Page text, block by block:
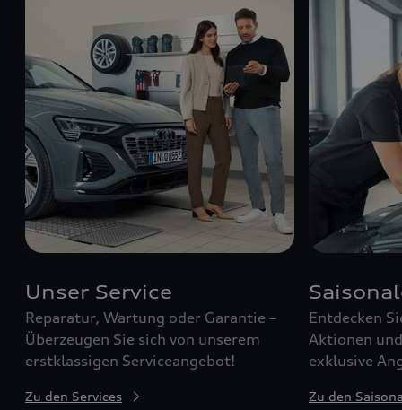
Unser Service
Reparatur, Wartung oder Garantie –
Überzeugen Sie sich von unserem
erstklassigen Serviceangebot!
Zu den Services
Entdecken
Aktionen
exklusive
Zu den